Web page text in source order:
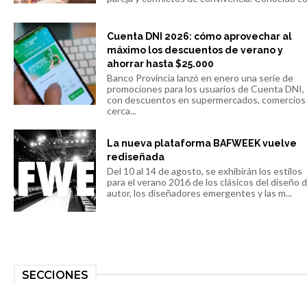
Cuenta DNI 2026: cómo aprovechar al
máximo los descuentos de verano y
ahorrar hasta $25.000
Banco Provincia lanzó en enero una serie de
promociones para los usuarios de Cuenta DNI,
con descuentos en supermercados,
cerca...
La nueva plataforma BAFWEEK vuelve
rediseñada
Del 10 al 14 de agosto, se exhibirán los estilos
para el verano 2016 de los clásicos del diseño
autor, los diseñadores emergentes y las m...
SECCIONES